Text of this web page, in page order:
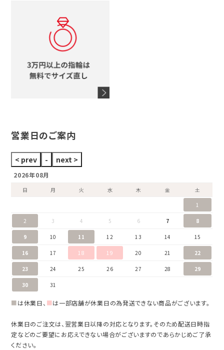
スタージュエリー
ウノアエレ
タグホイヤー
営業日のご案内
2026年08月
日 月 火 水 木 金
土
1
2 3 4 5 6 7 8
9 10 11 12 13 14 15
16 17 18 19 20 21 22
23 24 25 26 27 28 29
30 31
■は休業日、 ■は一部店舗が休業日の為発送できない商品がございます。
休業日のご注文は、翌営業日以降の対応となります。そのため配送日時指
定などのご要望にお応えできない場合がございますのであらかじめご了承
ください。